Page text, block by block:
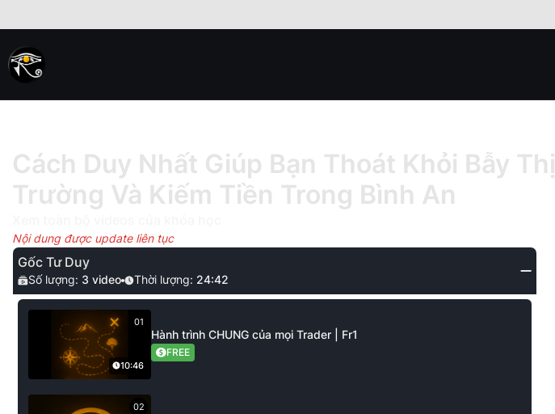
Cách Duy Nhất Giúp Bạn Thoát Khỏi Bẫy Thị
Trường Và Kiếm Tiền Trong Bình An
Nội dung được update liên tục
Gốc Tư Duy
Số lượng: 3 video Thời lượng: 24:42
01
10:46
Hành trình CHUNG của mọi Trader | Fr1
FREE
02